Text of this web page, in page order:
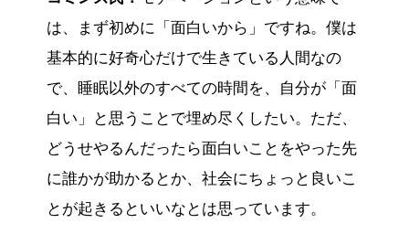
は、まず初めに「面白いから」ですね。僕は
基本的に好奇心だけで生きている人間なの
で、睡眠以外のすべての時間を、自分が「面
白い」と思うことで埋め尽くしたい。ただ、
どうせやるんだったら面白いことをやった先
に誰かが助かるとか、社会にちょっと良いこ
とが起きるといいなとは思っています。